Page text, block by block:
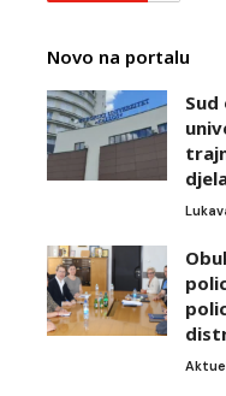
Novo na portalu